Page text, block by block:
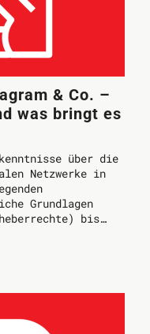
& Co. –
was bringt es
über die
Netzwerke in
Grundlagen
bis…